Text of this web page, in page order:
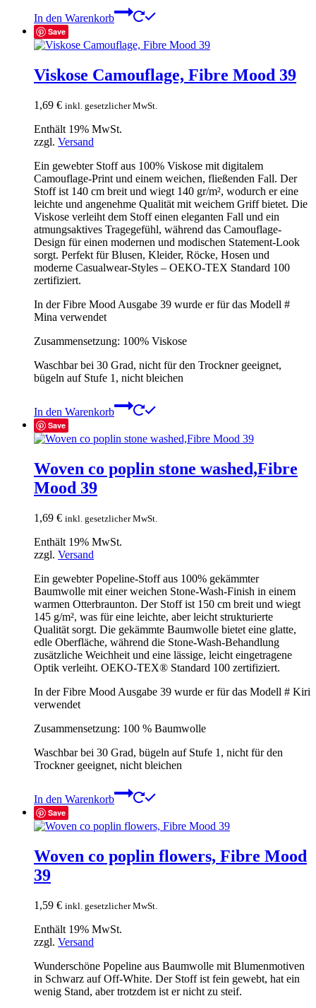
In den Warenkorb
Save
Viskose Camouflage, Fibre Mood 39
1,69 € inkl. gesetzlicher MwSt.
Enthält 19% MwSt.
zzgl. Versand
Ein gewebter Stoff aus 100% Viskose mit digitalem
Camouflage-Print und einem weichen, fließenden Fall. Der
Stoff ist 140 cm breit und wiegt 140 gr/m², wodurch er eine
leichte und angenehme Qualität mit weichem Griff bietet. Die
Viskose verleiht dem Stoff einen eleganten Fall und ein
atmungsaktives Tragegefühl, während das Camouflage-
Design für einen modernen und modischen Statement-Look
sorgt. Perfekt für Blusen, Kleider, Röcke, Hosen und
moderne Casualwear-Styles – OEKO-TEX Standard 100
zertifiziert.
In der Fibre Mood Ausgabe 39 wurde er für das Modell #
Mina verwendet
Zusammensetzung: 100% Viskose
Waschbar bei 30 Grad, nicht für den Trockner geeignet,
bügeln auf Stufe 1, nicht bleichen
In den Warenkorb
Save
Woven co poplin stone washed,Fibre
Mood 39
1,69 € inkl. gesetzlicher MwSt.
Enthält 19% MwSt.
zzgl. Versand
Ein gewebter Popeline-Stoff aus 100% gekämmter
Baumwolle mit einer weichen Stone-Wash-Finish in einem
warmen Otterbraunton. Der Stoff ist 150 cm breit und wiegt
145 g/m², was für eine leichte, aber leicht strukturierte
Qualität sorgt. Die gekämmte Baumwolle bietet eine glatte,
edle Oberfläche, während die Stone-Wash-Behandlung
zusätzliche Weichheit und eine lässige, leicht eingetragene
Optik verleiht. OEKO-TEX® Standard 100 zertifiziert.
In der Fibre Mood Ausgabe 39 wurde er für das Modell # Kiri
verwendet
Zusammensetzung: 100 % Baumwolle
Waschbar bei 30 Grad, bügeln auf Stufe 1, nicht für den
Trockner geeignet, nicht bleichen
In den Warenkorb
Save
Woven co poplin flowers, Fibre Mood
39
1,59 € inkl. gesetzlicher MwSt.
Enthält 19% MwSt.
zzgl. Versand
Wunderschöne Popeline aus Baumwolle mit Blumenmotiven
in Schwarz auf Off-White. Der Stoff ist fein gewebt, hat ein
wenig Stand, aber trotzdem ist er nicht zu steif.